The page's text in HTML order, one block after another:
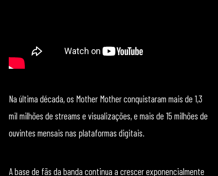
Na última década, os Mother Mother conquistaram mais de 1,3
mil milhões de streams e visualizações, e mais de 15 milhões de
ouvintes mensais nas plataformas digitais.
A base de fãs da banda continua a crescer exponencialmente